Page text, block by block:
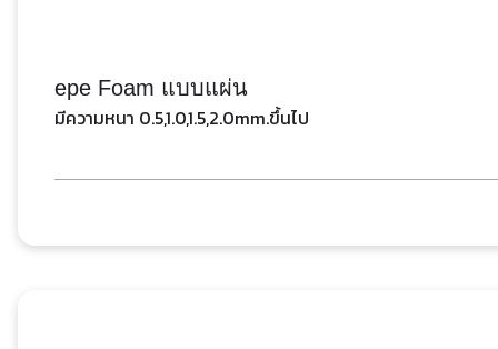
epe Foam แบบแผ่น
มีความหนา 0.5,1.0,1.5,2.0mm.ขึ้นไป